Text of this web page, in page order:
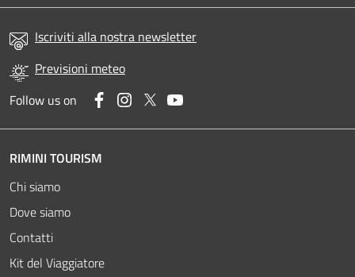
Iscriviti alla nostra newsletter
Previsioni meteo
Follow us on
FacebookInstagram
Twitter
RIMINI TOURISM
Chi siamo
Dove siamo
Contatti
Kit del Viaggiatore